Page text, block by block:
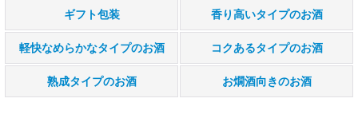
ギフト包装 香り高いタイプのお酒
軽快なめらかなタイプのお酒 コクあるタイプのお酒
熟成タイプのお酒 お燗酒向きのお酒